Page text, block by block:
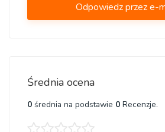
Odpowiedz przez e-
Średnia ocena
0 średnia na podstawie 0 Recenzje.